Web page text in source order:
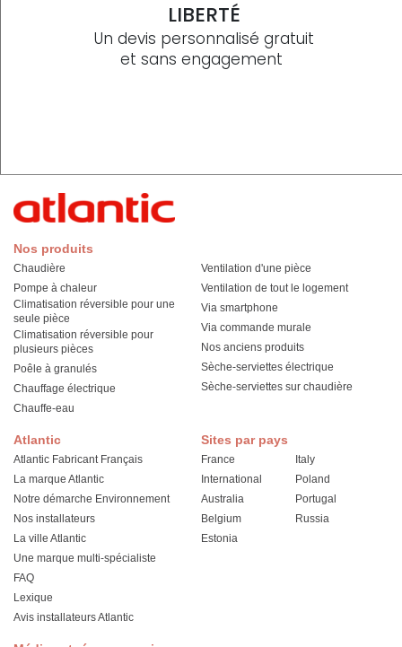
LIBERTÉ
Un devis personnalisé gratuit
et sans engagement
Atlantic
Atlantic Fabricant Français
La marque Atlantic
Notre démarche Environnement
Nos installateurs
La ville Atlantic
Une marque multi-spécialiste
FAQ
Lexique
Avis installateurs Atlantic
Nos produits
Chaudière
Pompe à chaleur
Climatisation réversible pour une
seule pièce
Climatisation réversible pour
plusieurs pièces
Poêle à granulés
Chauffage électrique
Chauffe-eau
Ventilation d'une pièce
Ventilation de tout le logement
Via smartphone
Via commande murale
Nos anciens produits
Sèche-serviettes électrique
Sèche-serviettes sur chaudière
Sites par pays
France
International
Australia
Belgium
Estonia
Italy
Poland
Portugal
Russia